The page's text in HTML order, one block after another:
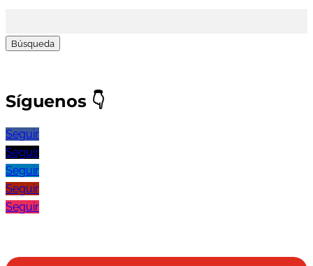
Síguenos 👇
Seguir
Seguir
Seguir
Seguir
Seguir